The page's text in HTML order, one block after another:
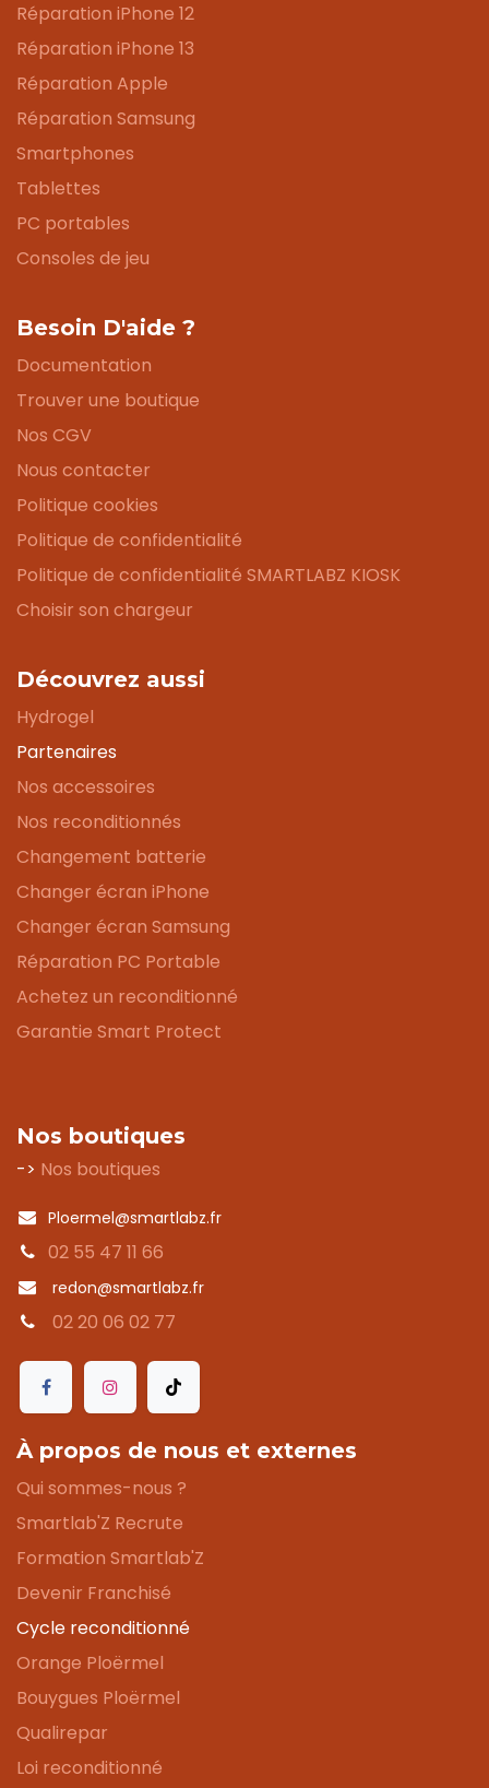
Réparation iPhone 12
Réparation iPhone 13
Réparation Apple
Réparation Samsung
Smartphones
Tablettes
PC portables
Consoles de jeu
Besoin D'aide ?
Documentation
Trouver une boutique
Nos CGV
Nous contacter
Politique cookies
Politique de confidentialité
Politique de confidentialité SMARTLABZ KIOSK
Choisir son chargeur
Découvrez aussi
Hydrogel
Partenaires
Nos accessoires
Nos reconditionnés
Changement batterie
Changer écran iPhone
Changer écran Samsung
Réparation PC Portable
Achetez un reconditionné
Garantie Smart Protect
Nos boutiques
-> Nos boutiques
Ploermel@smartlabz.fr
02 55 47 11 66
redon@smartlabz.fr
02 20 06 02 77
À propos de nous et externes
Qui sommes-nous ?
Smartlab'Z Recrute
Formation Smartlab'Z
Devenir Franchisé
Cycle reconditionné
Orange Ploërmel
Bouygues Ploërmel
Qualirepar
Loi reconditionné